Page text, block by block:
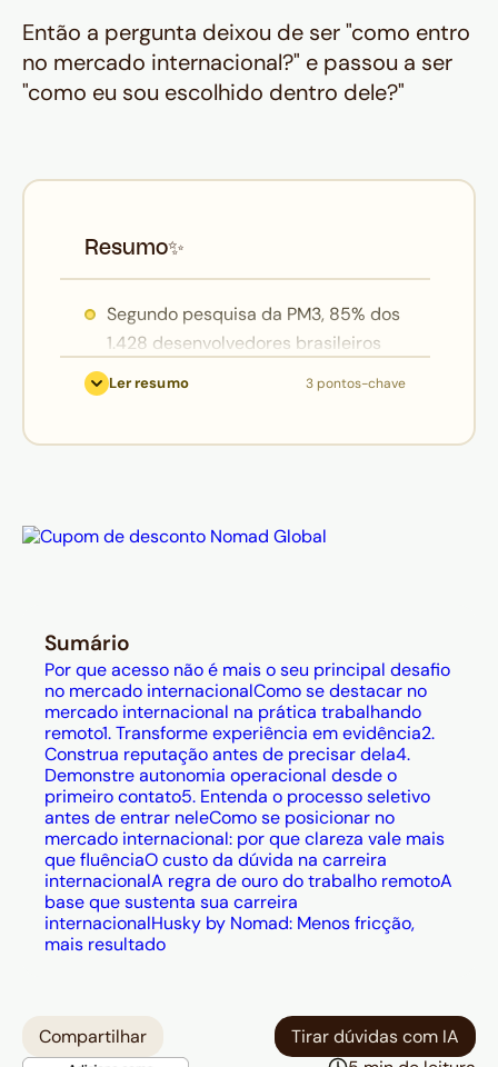
Então a pergunta deixou de ser"como entro
no mercado internacional?" e passou a ser
"como eu sou escolhido dentro dele?"
Resumo✨
Segundo pesquisa da PM3, 85% dos
1.428 desenvolvedores brasileiros
que atuam fora do país trabalham
internacional exige transformar
demonstrar autonomia desde o
primeiro contato; clareza na
comunicação vale mais que fluência
perfeita em inglês.
A carreira internacional se sustenta
em três pilares — entrega,
percepção e eficiência financeira; a
Husky by Nomad oferece conversão
sem taxas escondidas e
pagamentos do exterior disponíveis
em minutos.
Ler resumo 3 pontos-chave
Sumário
Por que acesso não é mais o seu principal desafio
no mercado internacionalComo se destacar no
mercado internacional na prática trabalhando
remoto1. Transforme experiência em evidência2.
Construa reputação antes de precisar dela4.
Demonstre autonomia operacional desde o
primeiro contato5. Entenda o processo seletivo
antes de entrar neleComo se posicionar no
mercado internacional: por que clareza vale mais
que fluênciaO custo da dúvida na carreira
internacionalA regra de ouro do trabalho remotoA
base que sustenta sua carreira
internacionalHusky by Nomad: Menos fricção,
mais resultado
Compartilhar
Tirar dúvidas com IA